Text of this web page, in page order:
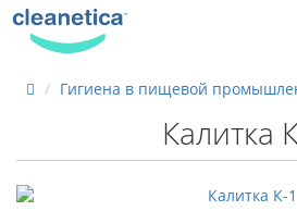
Гигиена в пищевой
Калитка